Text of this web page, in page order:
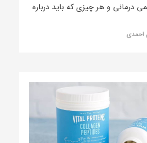
درمانی و هر چیزی که باید درباره
احمدی